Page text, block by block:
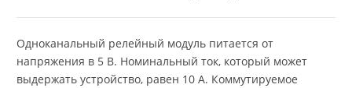
Одноканальный релейный модуль питается от
напряжения в 5 В. Номинальный ток, который может
выдержать устройство, равен 10 А. Коммутируемое